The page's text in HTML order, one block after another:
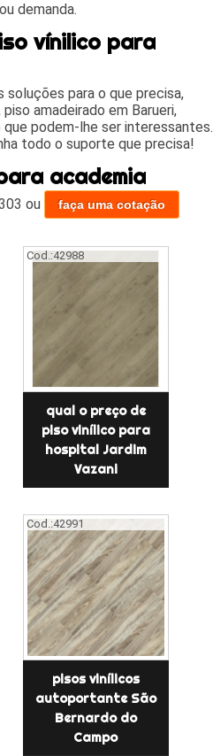
demanda.
vínilico para
soluções para o que precisa,
amadeirado em Barueri,
podem-lhe ser interessantes.
todo o suporte que precisa!
academia
ou faça uma cotação
Cod.:42988
qual o preço de
piso vinílico para
hospital Jardim
Vazani
Cod.:42991
pisos vinílicos
autoportante São
Bernardo do
Campo